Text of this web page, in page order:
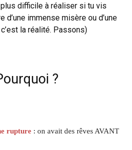
difficile à réaliser si tu vis
d’une immense misère ou d’une
la réalité. Passons)
?
rupture : on avait des rêves AVANT